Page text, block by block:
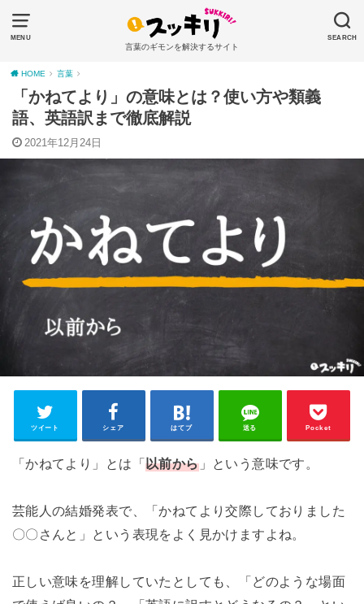
MENU SEARCH
言葉のギモンを解決するサイト
HOME 言葉
「かねてより」の意味とは？使い方や類義
語、英語訳まで徹底解説
2021年12月24日
ツイート シェア はてブ 送る Pocket
「かねてより」とは「 以前から」という意味です。
芸能人の結婚発表で、「かねてより交際しておりました
〇〇さんと」という表現をよく見かけますよね。
正しい意味を理解していたとしても、「どのような場面